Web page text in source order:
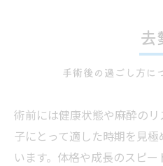
去
手術後の過ごし方に
術前には健康状態や麻酔の
子にとって適した時期を見
います。体格や成長のスピー